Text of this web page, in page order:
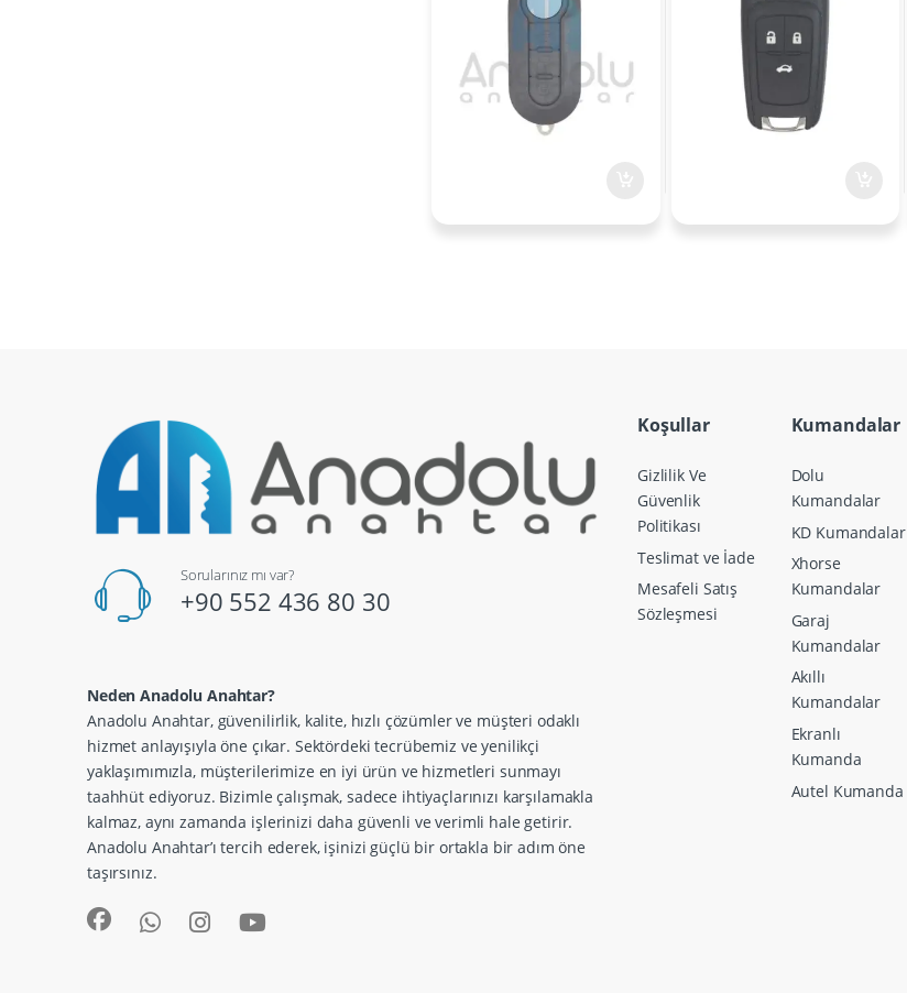
Sorularınız mı var?
+90 552 436 80 30
Neden Anadolu Anahtar?
Anadolu Anahtar, güvenilirlik, kalite, hızlı çözümler ve müşteri odaklı
hizmet anlayışıyla öne çıkar. Sektördeki tecrübemiz ve yenilikçi
yaklaşımımızla, müşterilerimize en iyi ürün ve hizmetleri sunmayı
taahhüt ediyoruz. Bizimle çalışmak, sadece ihtiyaçlarınızı karşılamakla
kalmaz, aynı zamanda işlerinizi daha güvenli ve verimli hale getirir.
Anadolu Anahtar’ı tercih ederek, işinizi güçlü bir ortakla bir adım öne
taşırsınız.
Koşullar
Gizlilik Ve
Güvenlik
Politikası
Teslimat ve İade
Mesafeli Satış
Sözleşmesi
Kumandalar
Dolu
Kumandalar
KD Kumandalar
Xhorse
Kumandalar
Garaj
Kumandalar
Akıllı
Kumandalar
Ekranlı
Kumanda
Autel Kumanda